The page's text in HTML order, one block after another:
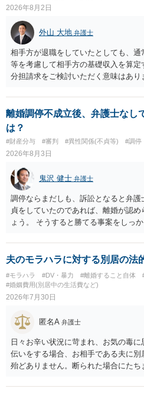
2026年8月2日
外山 大地 弁護士
相手方が退職をしていたとしても、
等を考慮して相手方の基礎収入を算
分担請求をご検討いただく意味はあ
て、ご検討いただくのが良いかと思い
離婚調停不成立後、弁護士なし
は？
#財産分与 #審判 #異性関係(不貞等) #調停
2026年8月3日
鬼沢 健士 弁護士
調停ならまだしも、訴訟となると弁
貞をしていたのであれば、離婚が認
ょう。 そうすると勝てる事案をしっ
夫のモラハラに対する別居の法
#モラハラ #DV・暴力 #離婚すること自体
#婚姻費用(別居中の生活費など)
2026年7月30日
匿名A 弁護士
日々お辛い状況に苛まれ、お気の毒
伝いをする場合、お相手である夫に
殆どありません。断られた場合にた
高いためです。 実務的には、ご相談